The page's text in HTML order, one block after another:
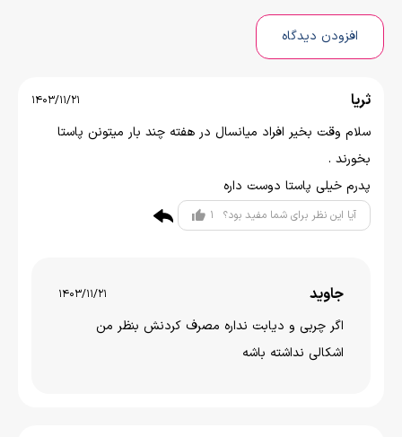
افزودن دیدگاه
ثریا 1403/11/21
سلام وقت بخیر افراد میانسال در هفته چند بار میتونن پاستا
بخورند .
پدرم خیلی پاستا دوست داره
آیا این نظر برای شما مفید بود؟ 1
جاوید 1403/11/21
اگر چربی و دیابت نداره مصرف کردنش بنظر من
اشکالی نداشته باشه